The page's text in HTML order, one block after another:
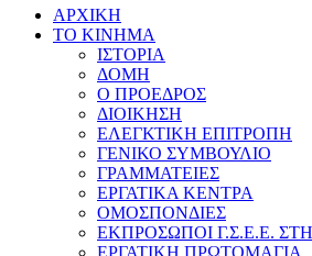
ΑΡΧΙΚΗ
ΤΟ ΚΙΝΗΜΑ
ΙΣΤΟΡΙΑ
ΔΟΜΗ
Ο ΠΡΟΕΔΡΟΣ
ΔΙΟΙΚΗΣΗ
ΕΛΕΓΚΤΙΚΗ ΕΠΙΤΡΟΠΗ
ΓΕΝΙΚΟ ΣΥΜΒΟΥΛΙΟ
ΓΡΑΜΜΑΤΕΙΕΣ
ΕΡΓΑΤΙΚΑ ΚΕΝΤΡΑ
ΟΜΟΣΠΟΝΔΙΕΣ
ΕΚΠΡΟΣΩΠΟΙ Γ.Σ.Ε.Ε.